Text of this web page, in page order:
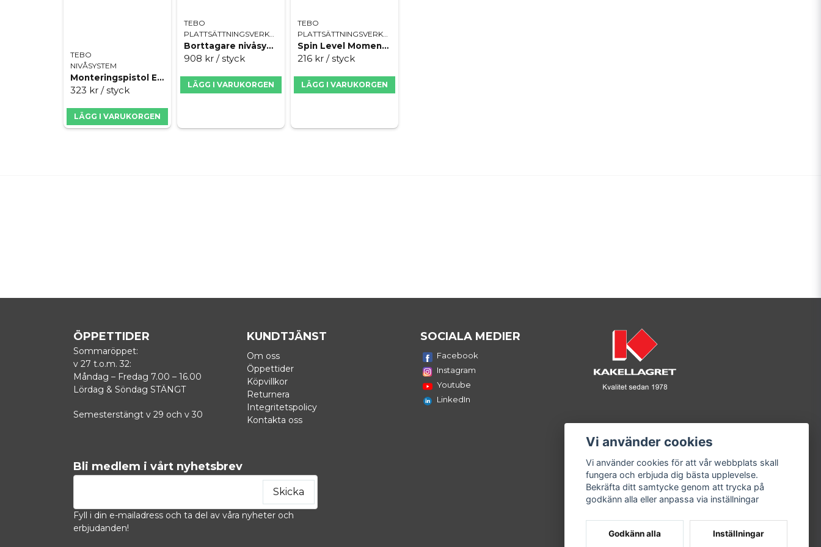
TEBO
NIVÅSYSTEM
Monteringspistol Easy Level
323 kr / styck
LÄGG I VARUKORGEN
TEBO
PLATTSÄTTNINGSVERKTYG
Borttagare nivåsystem Spin level
908 kr / styck
LÄGG I VARUKORGEN
TEBO
PLATTSÄTTNINGSVERKTYG
Spin Level Momentverktyg
216 kr / styck
LÄGG I VARUKORGEN
ÖPPETTIDER
Sommaröppet:
v 27 t.o.m. 32:
Måndag – Fredag 7.00 – 16.00
Lördag & Söndag STÄNGT
Semesterstängt v 29 och v 30
KUNDTJÄNST
Om oss
Öppettider
Köpvillkor
Returnera
Integritetspolicy
Kontakta oss
SOCIALA MEDIER
Facebook
Instagram
Youtube
LinkedIn
Bli medlem i vårt nyhetsbrev
Skicka
Fyll i din e-mailadress och ta del av våra nyheter och
erbjudanden!
Vi använder cookies
Vi använder cookies för att vår webbplats skall
fungera och erbjuda dig bästa upplevelse.
Bekräfta ditt samtycke genom att trycka på
godkänn alla eller anpassa via inställningar
Godkänn alla Inställningar